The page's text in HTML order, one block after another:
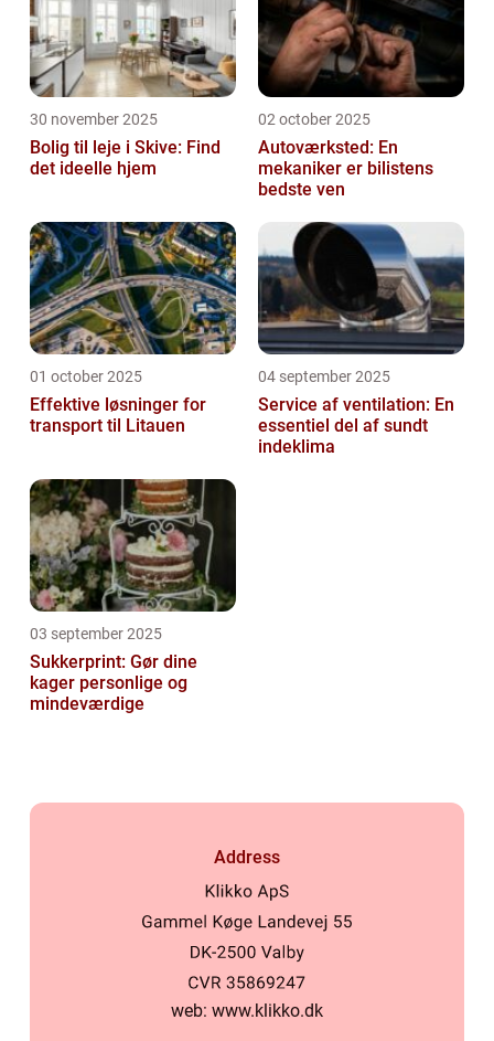
30 november 2025
Bolig til leje i Skive: Find
det ideelle hjem
02 october 2025
Autoværksted: En
mekaniker er bilistens
bedste ven
01 october 2025
Effektive løsninger for
transport til Litauen
04 september 2025
Service af ventilation: En
essentiel del af sundt
indeklima
03 september 2025
Sukkerprint: Gør dine
kager personlige og
mindeværdige
Address
web: www.klikko.dk